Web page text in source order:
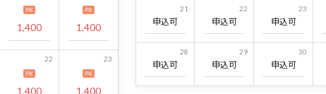
PK
1,400
PK
1,400
22
PK
1,400
23
PK
1,400
21
申込可
22
申込可
23
申込可
28
申込可
29
申込可
30
申込可